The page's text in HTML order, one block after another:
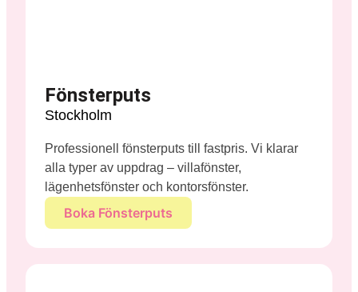
Fönsterputs
Stockholm
Professionell fönsterputs till fastpris. Vi klarar
alla typer av uppdrag – villafönster,
lägenhetsfönster och kontorsfönster.
Boka Fönsterputs